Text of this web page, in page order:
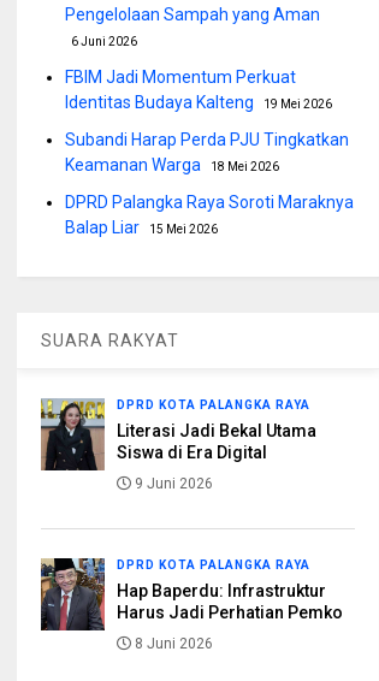
Pengelolaan Sampah yang Aman
6 Juni 2026
FBIM Jadi Momentum Perkuat
Identitas Budaya Kalteng
19 Mei 2026
Subandi Harap Perda PJU Tingkatkan
Keamanan Warga
18 Mei 2026
DPRD Palangka Raya Soroti Maraknya
Balap Liar
15 Mei 2026
SUARA RAKYAT
DPRD KOTA PALANGKA RAYA
Literasi Jadi Bekal Utama
Siswa di Era Digital
9 Juni 2026
DPRD KOTA PALANGKA RAYA
Hap Baperdu: Infrastruktur
Harus Jadi Perhatian Pemko
8 Juni 2026